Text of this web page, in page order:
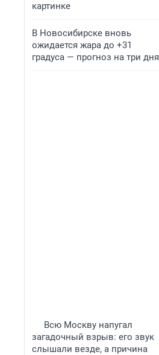
картинке
В Новосибирске вновь
ожидается жара до +31
градуса — прогноз на три дня
Всю Москву напугал
загадочный взрыв: его звук
слышали везде, а причина